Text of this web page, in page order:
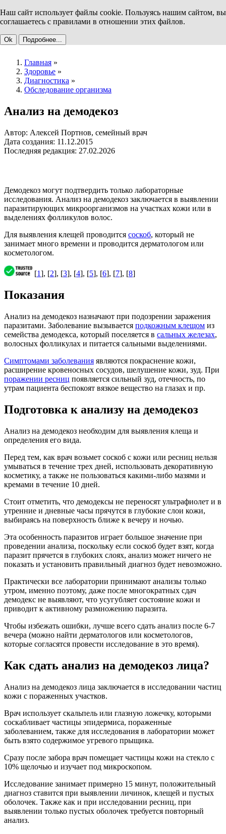
Наш сайт использует файлы cookie. Пользуясь нашим сайтом, вы
соглашаетесь с правилами в отношении этих файлов.
Ok Подробнее...
Главная »
Здоровье »
Диагностика »
Обследование организма
Анализ на демодекоз
Автор: Алексей Портнов, семейный врач
Дата создания: 11.12.2015
Последняя редакция: 27.02.2026
Демодекоз могут подтвердить только лабораторные
исследования. Анализ на демодекоз заключается в выявлении
паразитирующих микроорганизмов на участках кожи или в
выделениях фолликулов волос.
Для выявления клещей проводится соскоб, который не
занимает много времени и проводится дерматологом или
косметологом.
[1], [2], [3], [4], [5], [6], [7], [8]
Показания
Анализ на демодекоз назначают при подозрении заражения
паразитами. Заболевание вызывается подкожным клещом из
семейства демодекса, который поселяется в сальных железах,
волосных фолликулах и питается сальными выделениями.
Симптомами заболевания являются покраснение кожи,
расширение кровеносных сосудов, шелушение кожи, зуд. При
поражении ресниц появляется сильный зуд, отечность, по
утрам пациента беспокоят вязкое вещество на глазах и пр.
Подготовка к анализу на демодекоз
Анализ на демодекоз необходим для выявления клеща и
определения его вида.
Перед тем, как врач возьмет соскоб с кожи или ресниц нельзя
умываться в течение трех дней, использовать декоративную
косметику, а также не пользоваться какими-либо мазями и
кремами в течение 10 дней.
Стоит отметить, что демодексы не переносят ультрафиолет и в
утренние и дневные часы прячутся в глубокие слои кожи,
выбираясь на поверхность ближе к вечеру и ночью.
Эта особенность паразитов играет большое значение при
проведении анализа, поскольку если соскоб будет взят, когда
паразит прячется в глубоких слоях, анализ может ничего не
показать и установить правильный диагноз будет невозможно.
Практически все лаборатории принимают анализы только
утром, именно поэтому, даже после многократных сдач
демодекс не выявляют, что усугубляет состояние кожи и
приводит к активному размножению паразита.
Чтобы избежать ошибки, лучше всего сдать анализ после 6-7
вечера (можно найти дерматологов или косметологов,
которые согласятся провести исследование в это время).
Как сдать анализ на демодекоз лица?
Анализ на демодекоз лица заключается в исследовании частиц
кожи с пораженных участков.
Врач использует скальпель или глазную ложечку, которыми
соскабливает частицы эпидермиса, пораженные
заболеванием, также для исследования в лаборатории может
быть взято содержимое угревого прыщика.
Сразу после забора врач помещает частицы кожи на стекло с
10% щелочью и изучает под микроскопом.
Исследование занимает примерно 15 минут, положительный
диагноз ставится при выявлении личинок, клещей и пустых
оболочек. Также как и при исследовании ресниц, при
выявлении только пустых оболочек требуется повторный
анализ.